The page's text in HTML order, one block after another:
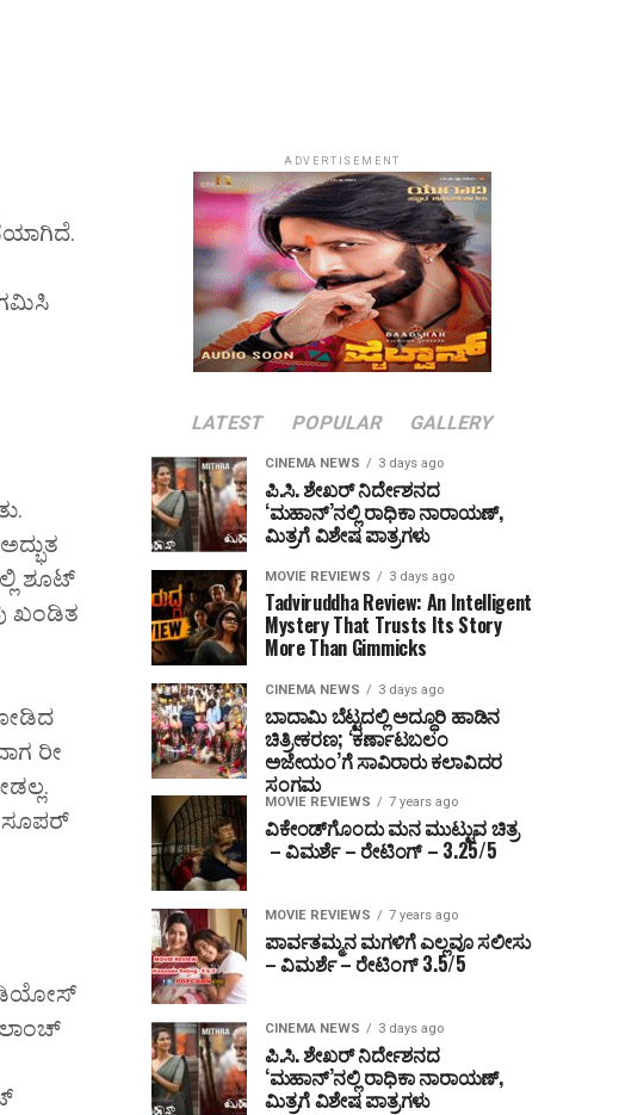
ಶೂಟ್
ಖಂಡಿತ
ರೀ
ಸೂಪರ್
ಲಾಂಚ್
ADVERTISEMENT
LATEST POPULAR GALLERY
CINEMA NEWS 3 days ago
ಪಿ.ಸಿ. ಶೇಖರ್ ನಿರ್ದೇಶನದ
‘ಮಹಾನ್’ನಲ್ಲಿ ರಾಧಿಕಾ ನಾರಾಯಣ್,
ಮಿತ್ರಗೆ ವಿಶೇಷ ಪಾತ್ರಗಳು
MOVIE REVIEWS 3 days ago
Tadviruddha Review: An Intelligent
Mystery That Trusts Its Story
More Than Gimmicks
CINEMA NEWS 3 days ago
ಬಾದಾಮಿ ಬೆಟ್ಟದಲ್ಲಿ ಅದ್ಧೂರಿ ಹಾಡಿನ
ಚಿತ್ರೀಕರಣ; ‘ಕರ್ಣಾಟಬಲಂ
ಅಜೇಯಂ’ಗೆ ಸಾವಿರಾರು ಕಲಾವಿದರ
ಸಂಗಮ
MOVIE REVIEWS 7 years ago
ವಿಕೇಂಡ್‌ಗೊಂದು ಮನ ಮುಟ್ಟುವ ಚಿತ್ರ
– ವಿಮರ್ಶೆ – ರೇಟಿಂಗ್ – 3.25/5
MOVIE REVIEWS 7 years ago
ಪಾರ್ವತಮ್ಮನ ಮಗಳಿಗೆ ಎಲ್ಲವೂ ಸಲೀಸು
– ವಿಮರ್ಶೆ – ರೇಟಿಂಗ್ 3.5/5
CINEMA NEWS 3 days ago
ಪಿ.ಸಿ. ಶೇಖರ್ ನಿರ್ದೇಶನದ
‘ಮಹಾನ್’ನಲ್ಲಿ ರಾಧಿಕಾ ನಾರಾಯಣ್,
ಮಿತ್ರಗೆ ವಿಶೇಷ ಪಾತ್ರಗಳು